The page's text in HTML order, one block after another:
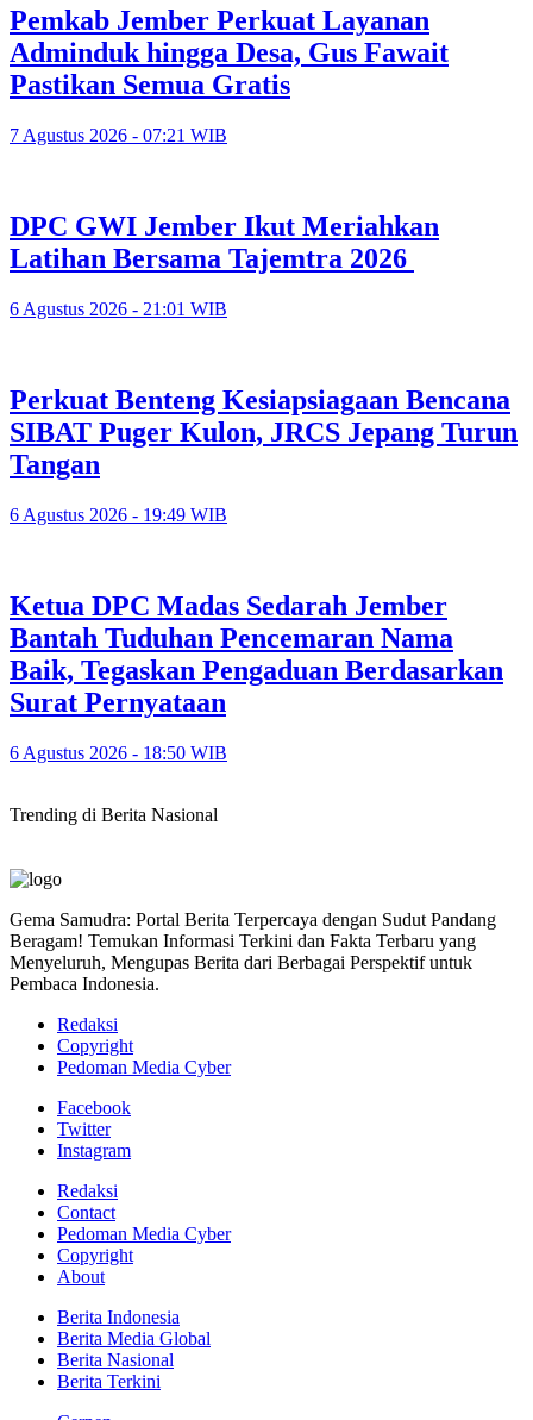
Pemkab Jember Perkuat Layanan
Adminduk hingga Desa, Gus Fawait
Pastikan Semua Gratis
7 Agustus 2026 - 07:21 WIB
DPC GWI Jember Ikut Meriahkan
Latihan Bersama Tajemtra 2026
6 Agustus 2026 - 21:01 WIB
Perkuat Benteng Kesiapsiagaan Bencana
SIBAT Puger Kulon, JRCS Jepang Turun
Tangan
6 Agustus 2026 - 19:49 WIB
Ketua DPC Madas Sedarah Jember
Bantah Tuduhan Pencemaran Nama
Baik, Tegaskan Pengaduan Berdasarkan
Surat Pernyataan
6 Agustus 2026 - 18:50 WIB
Trending di Berita Nasional
Gema Samudra: Portal Berita Terpercaya dengan Sudut Pandang
Beragam! Temukan Informasi Terkini dan Fakta Terbaru yang
Menyeluruh, Mengupas Berita dari Berbagai Perspektif untuk
Pembaca Indonesia.
Redaksi
Copyright
Pedoman Media Cyber
Facebook
Twitter
Instagram
Redaksi
Contact
Pedoman Media Cyber
Copyright
About
Berita Indonesia
Berita Media Global
Berita Nasional
Berita Terkini